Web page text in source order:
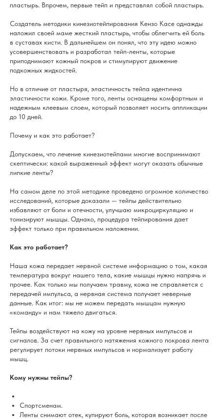
пластырь. Впрочем, первые тейп и представлял собой пластырь.
Создатель методики кинезиотейпирования Кензо Касе однажды
наложил своей маме жесткий пластырь, чтобы облегчить ей боль
в суставах кисти. В дальнейшем он понял, что эту идею можно
усовершенствовать и разработал тейп-ленты, которые
приподнимают кожный покров и стимулируют движение
подкожных жидкостей.
Но в отличие от пластыря, эластичность тейпа идентична
эластичности кожи. Кроме того, ленты оснащены комфортным и
надежным клеевым слоем, который позволяет носить аппликации
до 10 дней.
Почему и как это работает?
Допускаем, что лечение кинезиотейпами многие воспринимают
скептически: какой выраженный эффект могут оказать обычные
липкие ленты?
На самом деле по этой методике проведено огромное количество
исследований, которые доказали — тейпы действительно
избавляют от боли и отечности, улучшаю микроциркуляцию и
тонизируют мышцы. Однако, процедура тейпирования дает
эффект только при правильном наложении.
Как это работает?
Наша кожа передает нервной системе информацию о том, какая
температура вокруг нашего тела, какие мышцы нужно напрячь и
прочее. Как только мы получаем травму, кожа не справляется с
передачей импульса, а нервная система получает неверные
данные. Как итог: мы не можем передать мышцам нужную
«команду» и нам тяжело двигаться.
Тейпы воздействуют на кожу на уровне нервных импульсов и
сигналов. За счет правильного натяжения кожного покрова лента
регулирует потоки нервных импульсов и нормализует работу
мышц.
Кому нужны тейпы?
Спортсменам.
Ленты снимают отек, купируют боль, которая возникает после